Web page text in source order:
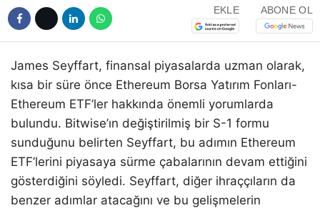
EKLE ABONE OL
James Seyffart, finansal piyasalarda uzman olarak,
kısa bir süre önce Ethereum Borsa Yatırım Fonları-
Ethereum ETF’ler hakkında önemli yorumlarda
bulundu. Bitwise’ın değiştirilmiş bir S-1 formu
sunduğunu belirten Seyffart, bu adımın Ethereum
ETF’lerini piyasaya sürme çabalarının devam ettiğini
gösterdiğini söyledi. Seyffart, diğer ihraççıların da
benzer adımlar atacağını ve bu gelişmelerin